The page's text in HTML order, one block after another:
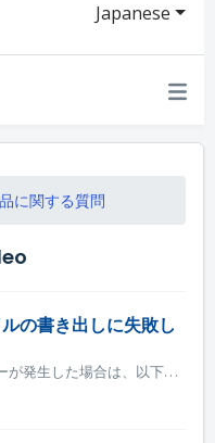
Japanese
に関する質問
の書き出しに失敗し
ビデオのエクスポート中にエラーが発生した場合は、以下をお試しください。 1. C:Users\[Current User]AppData\Roaming\Nero\[Current Nero Version]Nero Visionに移動し、現在のファイル「NeroExportServerLog.txt...